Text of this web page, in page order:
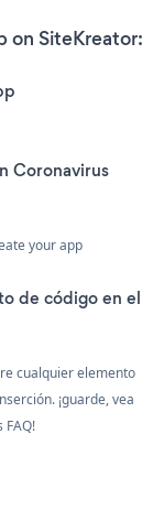
on SiteKreator:
Coronavirus
your app
de código en el
cualquier elemento
¡guarde, vea
FAQ!